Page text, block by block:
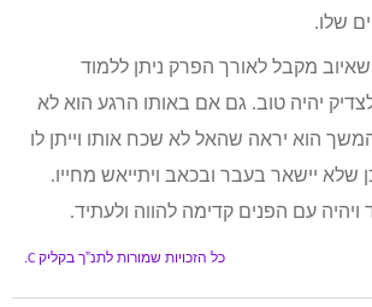
שלו.
מקבל לאורך הפרק ניתן ללמוד
יהיה טוב. גם אם באותו הרגע הוא לא
הוא יראה שהאל לא שכח אותו וייתן לו
שלא יישאר בעבר ובכאב ויתייאש מחייו.
ויהיה עם הפנים קדימה להווה ולעתיד.
כל הזכויות שמורות לתנ”ך בקליק C.